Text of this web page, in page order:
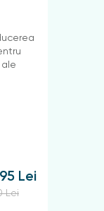
Lei
Lei